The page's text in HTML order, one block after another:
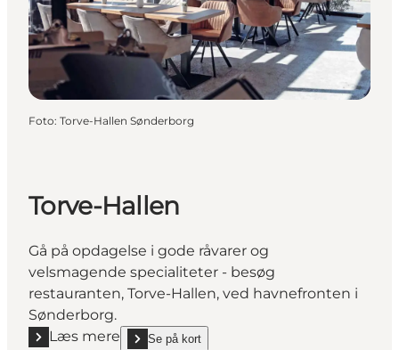
Foto: Torve-Hallen Sønderborg
Torve-Hallen
Gå på opdagelse i gode råvarer og
velsmagende specialiteter - besøg
restauranten, Torve-Hallen, ved havnefronten i
Sønderborg.
Læs mere
Læs mere "Torve-Hallen"
Se på kort
show Torve-Hallen on_map